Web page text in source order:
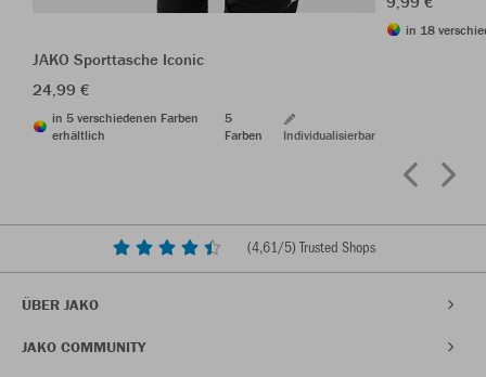
JAKO Sporttasche Iconic
24,99 €
in 5 verschiedenen Farben
erhältlich
5
Farben
Individualisierbar
in 18
(4,61/5) Trusted Shops
ÜBER JAKO
JAKO COMMUNITY